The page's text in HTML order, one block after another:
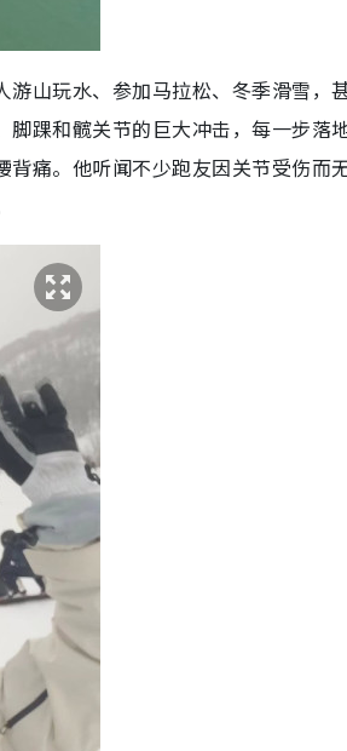
山玩水、参加马拉松、冬季滑雪，
踝和髋关节的巨大冲击，每一步落
痛。他听闻不少跑友因关节受伤而